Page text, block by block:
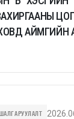
АЙМГИЙН